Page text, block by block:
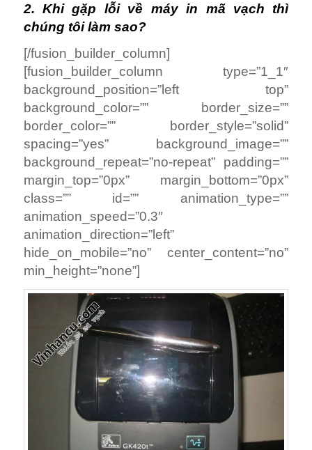
2. Khi gặp lỗi về máy in mã vạch thì
chúng tôi làm sao?
[/fusion_builder_column]
[fusion_builder_column type=”1_1″
background_position=”left top”
background_color=”” border_size=””
border_color=”” border_style=”solid”
spacing=”yes” background_image=””
background_repeat=”no-repeat” padding=””
margin_top=”0px” margin_bottom=”0px”
class=”” id=”” animation_type=””
animation_speed=”0.3″
animation_direction=”left”
hide_on_mobile=”no” center_content=”no”
min_height=”none”]